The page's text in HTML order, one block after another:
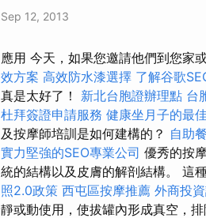
Sep 12, 2013
應用 今天，如果您邀請他們到您家
效方案 高效防水漆選擇 了解谷歌
真是太好了！ 新北台胞證辦理點 台
杜拜簽證申請服務 健康坐月子的最
及按摩師培訓是如何建構的？ 自助
實力堅強的SEO專業公司 優秀的按
統的結構以及皮膚的解剖結構。 這
照2.0政策 西屯區按摩推薦 外商投
靜或動使用，使拔罐內形成真空，